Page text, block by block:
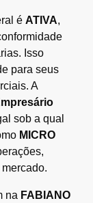
é ATIVA,
Isso
para seus
A
sob a qual
MICRO
na FABIANO